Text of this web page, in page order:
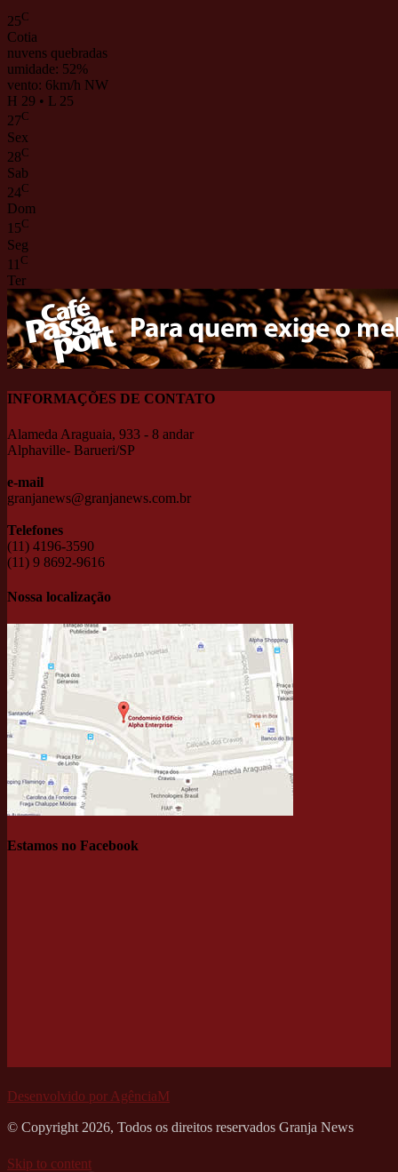
25C
Cotia
nuvens quebradas
umidade: 52%
vento: 6km/h NW
H 29 • L 25
27C
Sex
28C
Sab
24C
Dom
15C
Seg
11 C
Ter
INFORMAÇÕES DE CONTATO
Alameda Araguaia, 933 - 8 andar
Alphaville- Barueri/SP
e-mail
granjanews@granjanews.com.br
Telefones
(11) 4196-3590
(11) 9 8692-9616
Nossa localização
Estamos no Facebook
Desenvolvido por AgênciaM
© Copyright 2026, Todos os direitos reservados Granja News
Skip to content